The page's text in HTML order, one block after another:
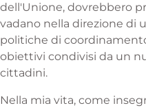
dell'Unione, dovrebbero
vadano nella direzione di
politiche di
obiettivi condivisi da un
cittadini.
Nella mia vita, come